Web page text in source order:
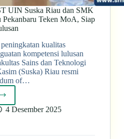
UIN Suska Riau dan SMK
Teken MoA, Siap
kualitas
kompetensi lulusan
Sains dan Teknologi
(Suska) Riau resmi
of…
4 Desember 2025